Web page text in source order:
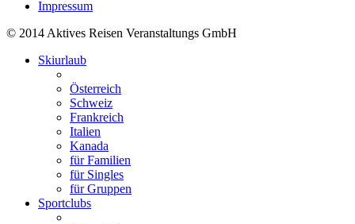
Impressum
© 2014 Aktives Reisen Veranstaltungs GmbH
Skiurlaub
Österreich
Schweiz
Frankreich
Italien
Kanada
für Familien
für Singles
für Gruppen
Sportclubs